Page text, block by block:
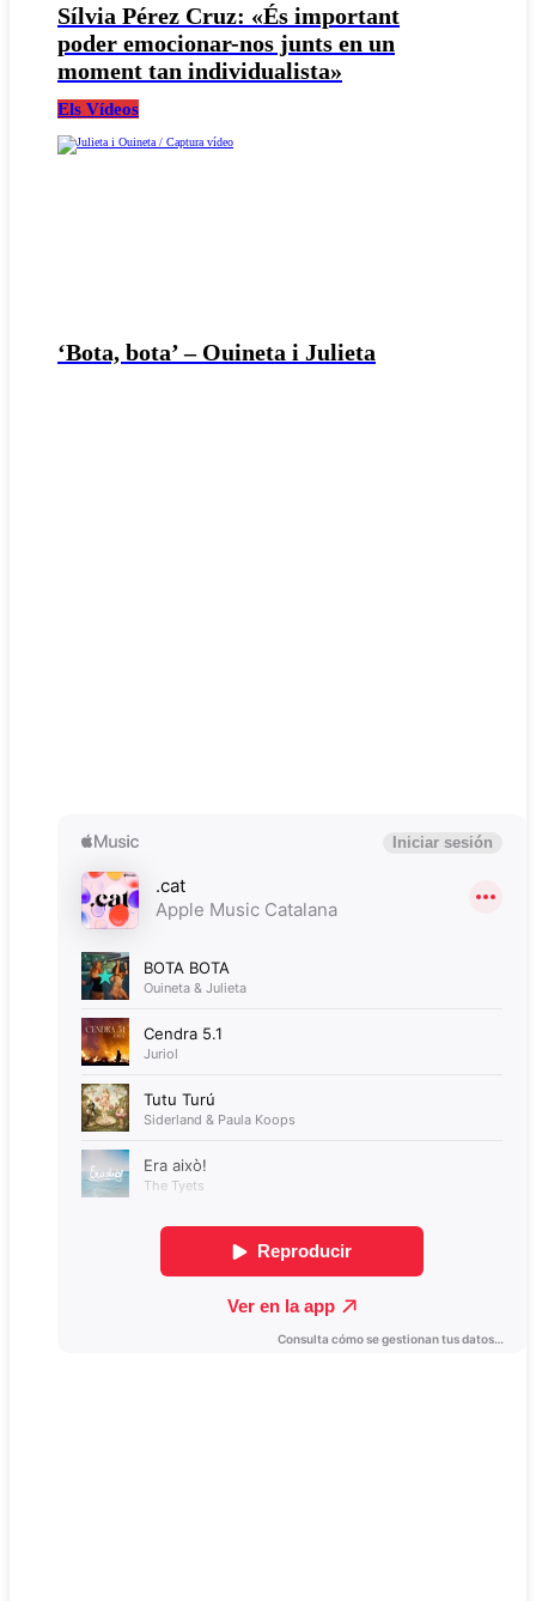
Sílvia Pérez Cruz: «És important
poder emocionar-nos junts en un
moment tan individualista»
Els Vídeos
‘Bota, bota’ – Ouineta i Julieta